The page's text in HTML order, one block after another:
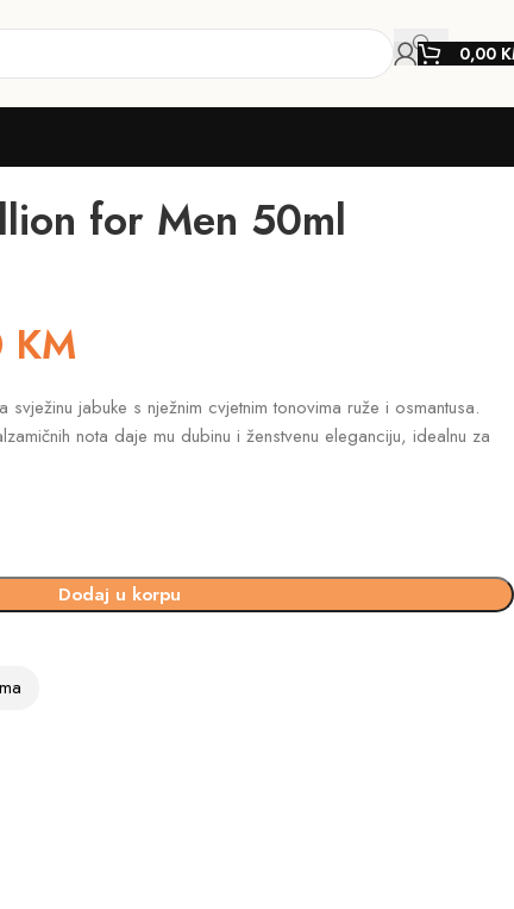
0,00
for Men 50ml
KM
jabuke s nježnim cvjetnim tonovima ruže i osmantusa.
nota daje mu dubinu i ženstvenu eleganciju, idealnu za
Dodaj u korpu